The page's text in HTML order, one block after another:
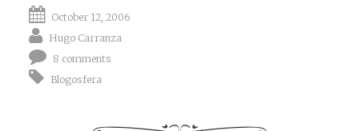
October 12, 2006
Hugo Carranza
8 comments
Blogosfera